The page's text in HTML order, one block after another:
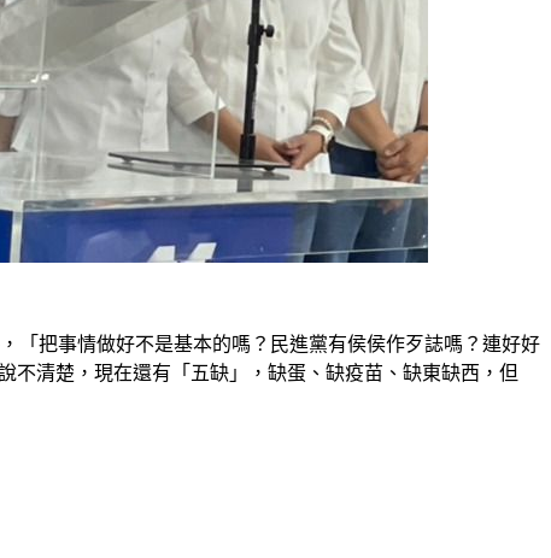
「把事情做好不是基本的嗎？民進黨有侯侯作歹誌嗎？連好好
不清楚，現在還有「五缺」，缺蛋、缺疫苗、缺東缺西，但